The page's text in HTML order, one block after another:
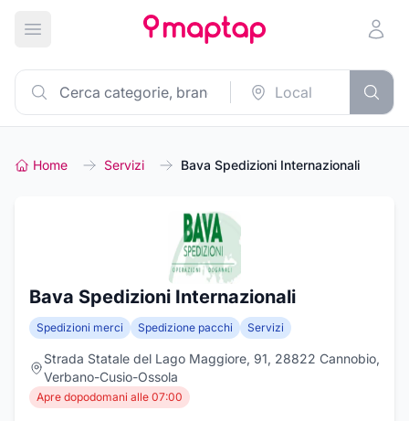
Apri menu principale
Home Servizi Bava Spedizioni Internazionali
Bava Spedizioni Internazionali
Spedizioni merci Spedizione pacchi Servizi
Strada Statale del Lago Maggiore, 91, 28822 Cannobio,
Verbano-Cusio-Ossola
Apre dopodomani alle 07:00